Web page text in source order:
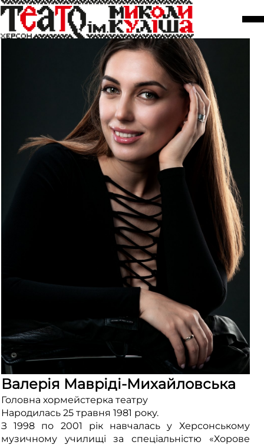
Валерія Мавріді-Михайловська
Головна хормейстерка театру
Народилась 25 травня 1981 року.
З 1998 по 2001 рік навчалась у Херсонському
музичному училищі за спеціальністю «Хорове